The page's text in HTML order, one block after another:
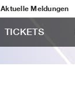
Aktuelle Meldungen
TICKETS